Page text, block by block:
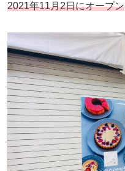
2021年11月2日にオープン